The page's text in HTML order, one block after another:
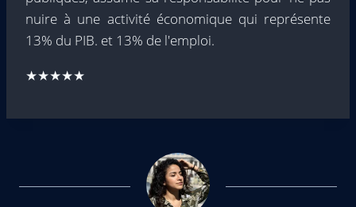
nuire à une activité économique qui représente
13% du PIB. et 13% de l'emploi.
★★★★★